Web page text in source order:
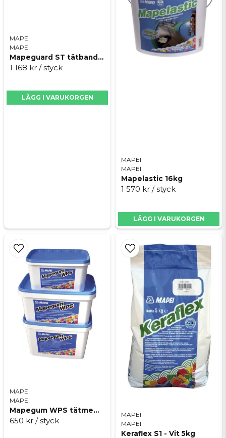
MAPEI
MAPEI
Mapeguard ST tätband 12cmx30m
1 168 kr / styck
LÄGG I VARUKORGEN
MAPEI
MAPEI
Mapelastic 16kg
1 570 kr / styck
LÄGG I VARUKORGEN
MAPEI
MAPEI
Mapegum WPS tätmembran
650 kr / styck
MAPEI
MAPEI
Keraflex S1 - Vit 5kg
Typ: SMP-baserat lim/fogmassa
Användningsområde: Limning av tätskiktsduk,
remsor och tätdetaljer
Skicka fråga